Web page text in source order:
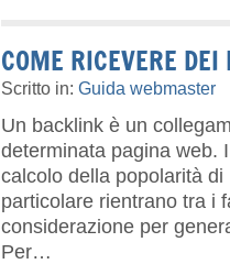
COME RICEVERE
Scritto in: Guida webmaster
Un backlink è un
determinata pagina web.
calcolo della popolarità
particolare rientrano tra i
considerazione per
Per…